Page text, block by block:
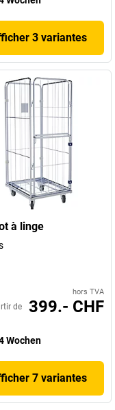
3 variantes
à linge
hors TVA
de 399.- CHF
Wochen
7 variantes